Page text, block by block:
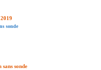
sonde
sonde